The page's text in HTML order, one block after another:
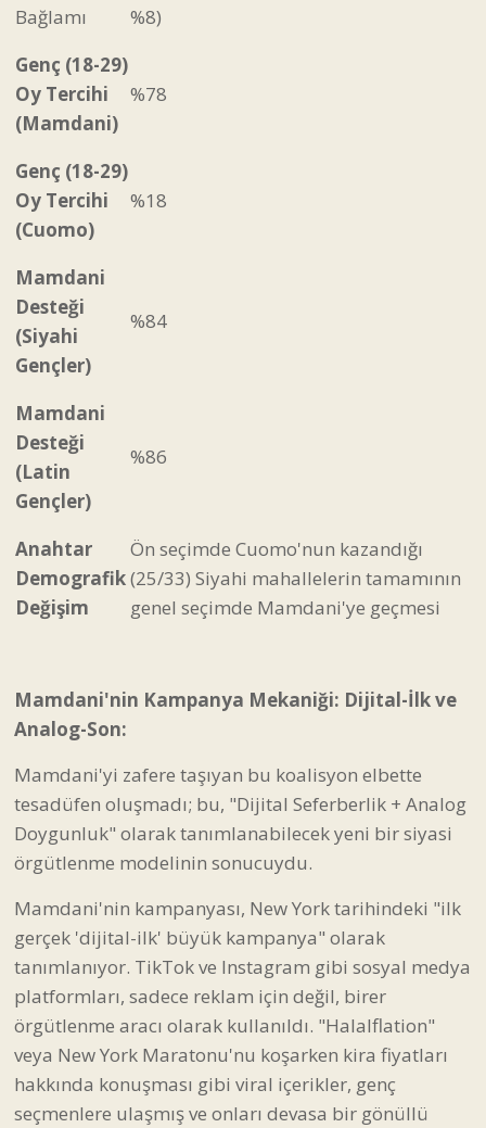
Bağlamı
%8)
Genç (18-29)
Oy Tercihi
(Mamdani)
%78
Genç (18-29)
Oy Tercihi
(Cuomo)
%18
Mamdani
Desteği
(Siyahi
Gençler)
%84
Mamdani
Desteği
(Latin
Gençler)
%86
Anahtar
Demografik
Değişim
Ön seçimde Cuomo'nun kazandığı
(25/33) Siyahi mahallelerin tamamının
genel seçimde Mamdani'ye geçmesi
Mamdani'nin Kampanya Mekaniği: Dijital-İlk ve
Analog-Son:
Mamdani'yi zafere taşıyan bu koalisyon elbette
tesadüfen oluşmadı; bu, "Dijital Seferberlik + Analog
Doygunluk" olarak tanımlanabilecek yeni bir siyasi
örgütlenme modelinin sonucuydu.
Mamdani'nin kampanyası, New York tarihindeki "ilk
gerçek 'dijital-ilk' büyük kampanya" olarak
tanımlanıyor. TikTok ve Instagram gibi sosyal medya
platformları, sadece reklam için değil, birer
örgütlenme aracı olarak kullanıldı. "Halalflation"
veya New York Maratonu'nu koşarken kira fiyatları
hakkında konuşması gibi viral içerikler, genç
seçmenlere ulaşmış ve onları devasa bir gönüllü